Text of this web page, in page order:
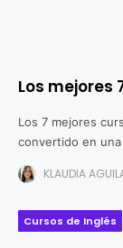
Los mejores
Los 7 mejores
convertido en
KLAUDIA
Cursos de Inglés